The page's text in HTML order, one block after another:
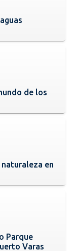
de los
naturaleza en
Parque
Varas